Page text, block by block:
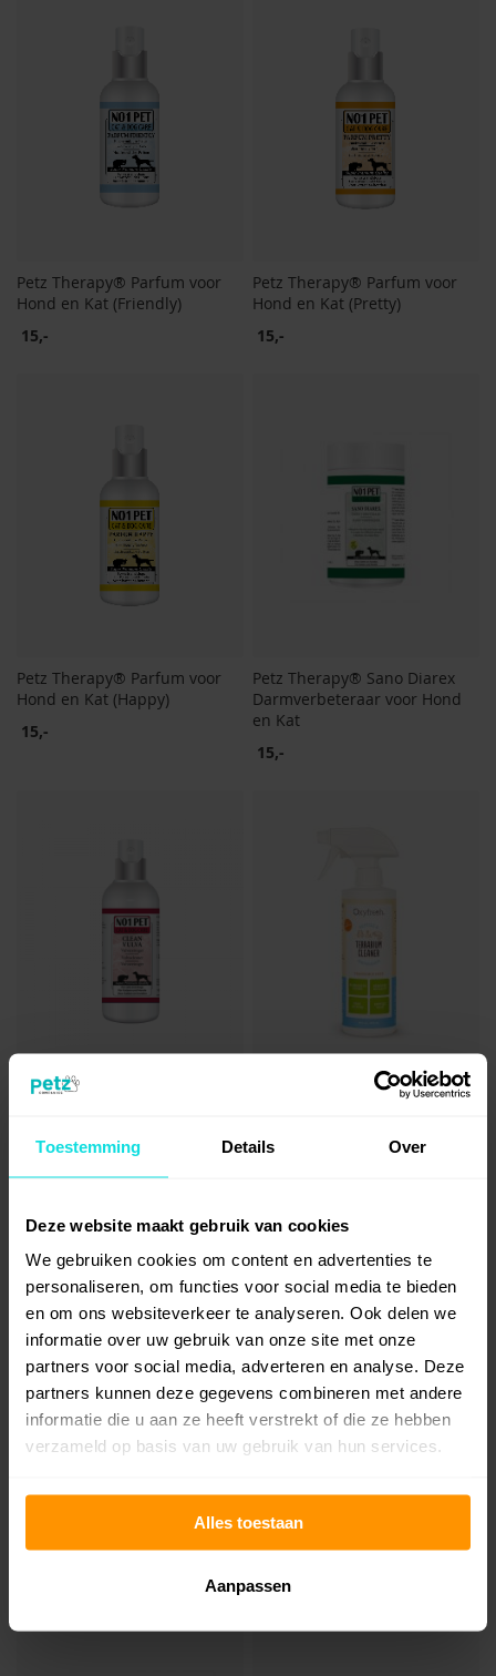
Toestemming Details Over
Deze website maakt gebruik van cookies
We gebruiken cookies om content en advertenties te
personaliseren, om functies voor social media te bieden
en om ons websiteverkeer te analyseren. Ook delen we
informatie over uw gebruik van onze site met onze
partners voor social media, adverteren en analyse. Deze
partners kunnen deze gegevens combineren met andere
informatie die u aan ze heeft verstrekt of die ze hebben
verzameld op basis van uw gebruik van hun services.
Alles toestaan
Aanpassen
Petz Therapy® Parfum voor
Hond en Kat (Friendly)
15,-
Petz Therapy® Parfum voor
Hond en Kat (Pretty)
15,-
Petz Therapy® Parfum voor
Hond en Kat (Happy)
15,-
Petz Therapy® Sano Diarex
Darmverbeteraar voor Hond
en Kat
15,-
Petz Therapy® Vulvareiniger
Rating:
1Review
17,50
OxyFresh Terrarium Cleaner
MiFurr® Bioactive Vlekken en
Geurverwijderaar
Petz Therapy® Sensitive &